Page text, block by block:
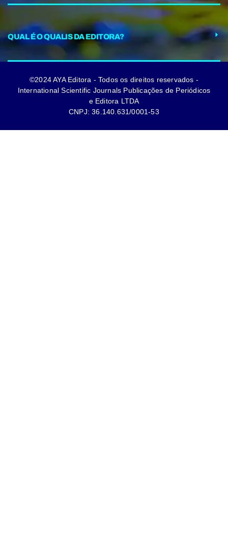
QUAL É O QUALIS DA EDITORA?
©2024 AYA Editora - Todos os direitos reservados -
International Scientific Journals Publicações de Periódicos
e Editora LTDA
CNPJ: 36.140.631/0001-53